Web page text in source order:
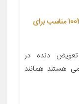
کابل کلاچ شرکت تکنو کابل سبزوار کد 100235 مناسب برای
دنده در
هستند همانند